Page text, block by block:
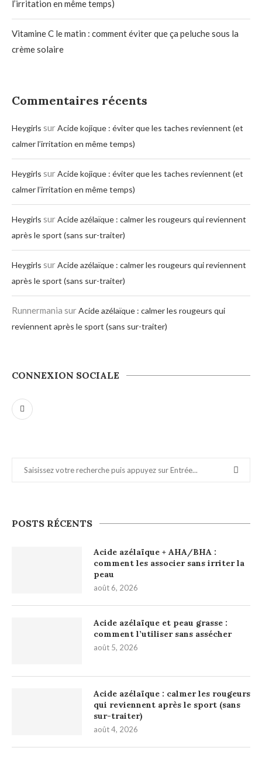
l’irritation en même temps)
Vitamine C le matin : comment éviter que ça peluche sous la
crème solaire
Commentaires récents
Heygirls surAcide kojique : éviter que les taches reviennent (et
calmer l’irritation en même temps)
Heygirls surAcide kojique : éviter que les taches reviennent (et
calmer l’irritation en même temps)
Heygirls surAcide azélaïque : calmer les rougeurs qui reviennent
après le sport (sans sur-traiter)
Heygirls surAcide azélaïque : calmer les rougeurs qui reviennent
après le sport (sans sur-traiter)
Runnermania surAcide azélaïque : calmer les rougeurs qui
reviennent après le sport (sans sur-traiter)
CONNEXION SOCIALE
POSTS RÉCENTS
Acide azélaïque + AHA/BHA :
comment les associer sans irriter la
peau
août 6, 2026
Acide azélaïque et peau grasse :
comment l’utiliser sans assécher
août 5, 2026
Acide azélaïque : calmer les rougeurs
qui reviennent après le sport (sans
sur-traiter)
août 4, 2026